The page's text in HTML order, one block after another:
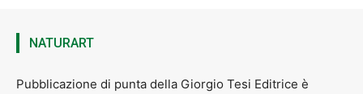
NATURART
Pubblicazione di punta della Giorgio Tesi Editrice è